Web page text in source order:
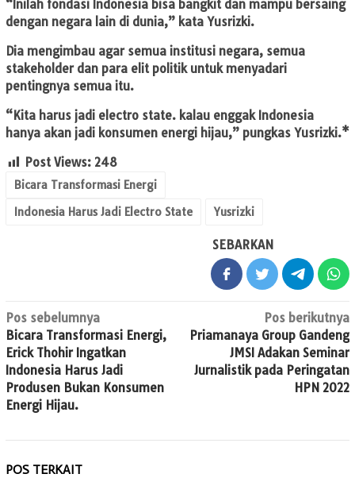
“Inilah fondasi Indonesia bisa bangkit dan mampu bersaing
dengan negara lain di dunia,” kata Yusrizki.
Dia mengimbau agar semua institusi negara, semua
stakeholder dan para elit politik untuk menyadari
pentingnya semua itu.
“Kita harus jadi electro state. kalau enggak Indonesia
hanya akan jadi konsumen energi hijau,” pungkas Yusrizki.*
Post Views: 248
Bicara Transformasi Energi
Indonesia Harus Jadi Electro State
Yusrizki
SEBARKAN
Navigasi
pos
Pos sebelumnya
Bicara Transformasi Energi,
Erick Thohir Ingatkan
Indonesia Harus Jadi
Produsen Bukan Konsumen
Energi Hijau.
Pos berikutnya
Priamanaya Group Gandeng
JMSI Adakan Seminar
Jurnalistik pada Peringatan
HPN 2022
POS TERKAIT